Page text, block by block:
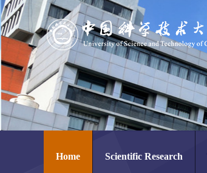
Home Scientific Research